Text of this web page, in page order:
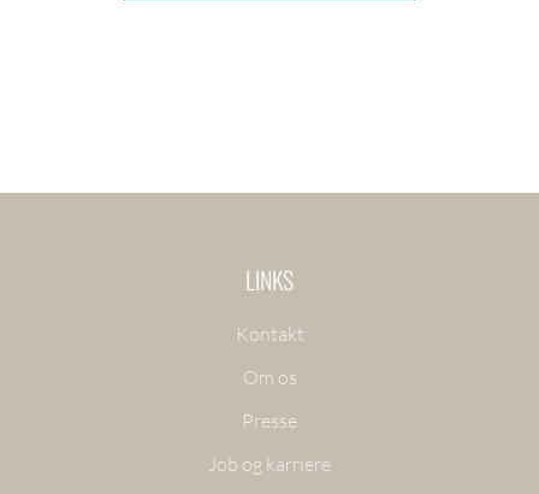
LINKS
Kontakt
Om os
Presse
Job og karriere